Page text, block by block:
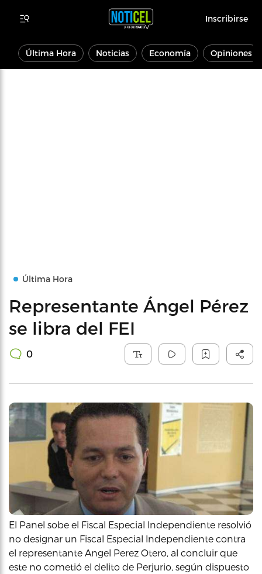
Inscribirse
Última Hora Noticias Economía Opiniones
Última Hora
Representante Ángel Pérez
se libra del FEI
0
El Panel sobe el Fiscal Especial lndependiente resolvió
no designar un Fiscal Especial lndependiente contra
el representante Angel Perez Otero, al concluir que
este no cometió el delito de Perjurio, según dispuesto